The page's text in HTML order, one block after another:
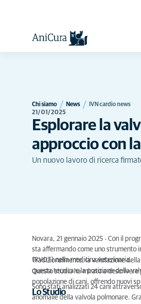
Chi siamo News
IVN cardio news
21/01/2025
Esplorare la
approccio con
Un nuovo lavoro di ricerca
Novara, 21 gennaio 2025 - Con il
sta affermando come uno strumento
(RVOT) nella medicina veterinaria.
Tradizionalmente, la valutazione
questa tecnica e la posizione della
Questo studio ha mirato a
popolazione di cani, offrendo nuovi
Lo Studio
Sono stati analizzati 24 cani
anomalie della valvola polmonare.